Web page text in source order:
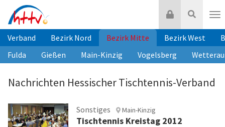
Inhalt
springen
Suche
Login
Verband Bezirk Nord Bezirk Mitte Bezirk West
Fulda
Gießen Main-Kinzig Vogelsberg Wetterau
Nachrichten Hessischer Tischtennis-Verband
Sonstiges Main-Kinzig
Tischtennis Kreistag 2012